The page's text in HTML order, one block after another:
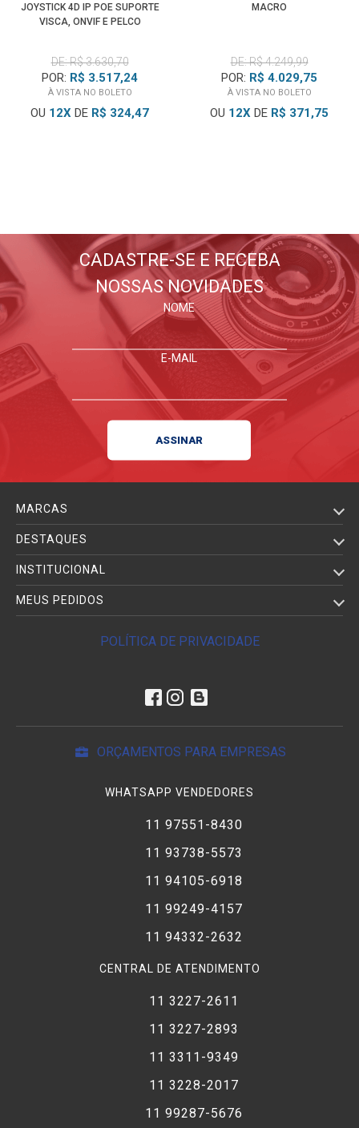
JOYSTICK 4D IP POE SUPORTE
VISCA, ONVIF E PELCO
DE: R$ 3.630,70
POR: R$ 3.517,24
À VISTA NO BOLETO
OU 12X DE R$ 324,47
MACRO
DE: R$ 4.249,99
POR: R$ 4.029,75
À VISTA NO BOLETO
OU 12X DE R$ 371,75
E tudo sobre fotografia
FIQUE POR DENTRO
CADASTRE-SE E RECEBA
NOSSAS NOVIDADES
NOME
E-MAIL
MARCAS
DESTAQUES
INSTITUCIONAL
MEUS PEDIDOS
POLÍTICA DE PRIVACIDADE
ORÇAMENTOS PARA EMPRESAS
WHATSAPP VENDEDORES
11 97551-8430
11 93738-5573
11 94105-6918
11 99249-4157
11 94332-2632
CENTRAL DE ATENDIMENTO
11 3227-2611
11 3227-2893
11 3311-9349
11 3228-2017
11 99287-5676